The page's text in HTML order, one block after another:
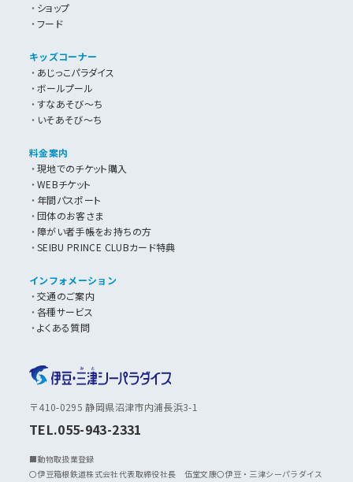
ショップ
フード
キッズコーナー
あじっこパラダイス
ボールプール
すなあそび～ち
いそあそび～ち
料金案内
現地でのチケット購入
WEBチケット
年間パスポート
団体のお客さま
障がい者手帳をお持ちの方
SEIBU PRINCE CLUBカード特典
インフォメーション
交通のご案内
各種サービス
よくある質問
〒410-0295 静岡県沼津市内浦長浜3-1
TEL.055-943-2331
■動物取扱業登録
〇伊豆箱根鉄道株式会社代表取締役社長 伍堂文康〇伊豆・三津シーパラダイス